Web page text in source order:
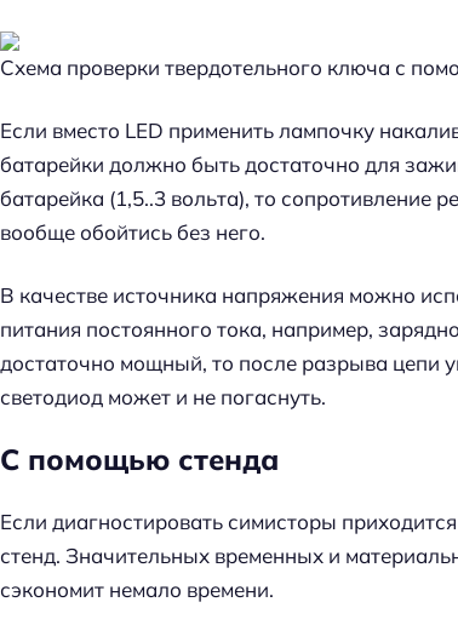
Схема проверки твердотельного ключа с
Если вместо LED применить лампочку
батарейки должно быть достаточно для
батарейка (1,5..3 вольта), то сопротивление
вообще обойтись без него.
В качестве источника напряжения можно
питания постоянного тока, например,
достаточно мощный, то после разрыва цепи
светодиод может и не погаснуть.
С помощью стенда
Если диагностировать симисторы
стенд. Значительных временных и
сэкономит немало времени.
и
: